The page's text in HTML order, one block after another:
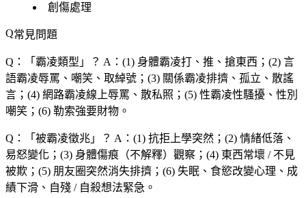
創傷處理
常見問題
Q：「 霸凌類型 」？ A：(1) 身體霸凌打、推、搶東西；(2) 言
語霸凌辱罵、嘲笑、取綽號；(3) 關係霸凌排擠、孤立、散謠
言；(4) 網路霸凌線上辱罵、散私照；(5) 性霸凌性騷擾、性別
嘲笑；(6) 勒索強要財物。
Q：「 被霸凌徵兆 」？ A：(1) 抗拒上學突然；(2) 情緒低落、
易怒變化；(3) 身體傷痕（不解釋）觀察；(4) 東西常壞 / 不見
被欺；(5) 朋友圈突然消失排擠；(6) 失眠、食慾改變心理、成
績下滑、自殘 / 自殺想法緊急。